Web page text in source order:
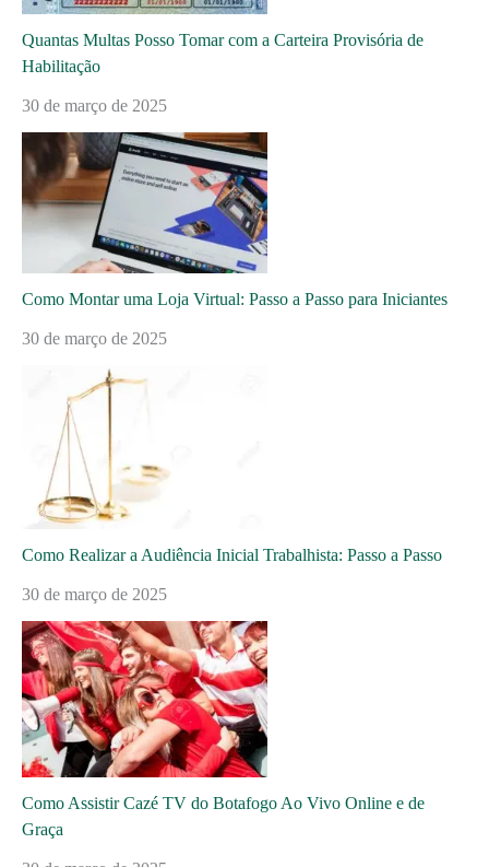
Quantas Multas Posso Tomar com a Carteira Provisória de
Habilitação
30 de março de 2025
Como Montar uma Loja Virtual: Passo a Passo para Iniciantes
30 de março de 2025
Como Realizar a Audiência Inicial Trabalhista: Passo a Passo
30 de março de 2025
Como Assistir Cazé TV do Botafogo Ao Vivo Online e de
Graça